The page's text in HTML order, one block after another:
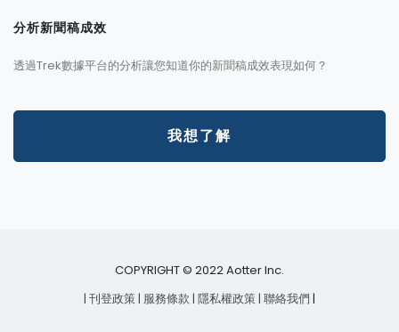
分析新聞稿成效
透過Trek數據平台的分析讓您知道你的新聞稿成效表現如何？
我想了解
COPYRIGHT © 2022 Aotter Inc.
| 刊登政策 | 服務條款 | 隱私權政策 | 聯絡我們 |